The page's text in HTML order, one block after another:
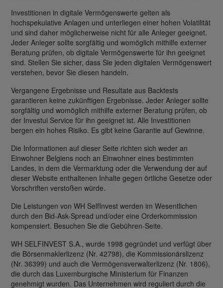
Investitionen in digitale Vermögenswerte gelten als
hochspekulative Anlagen und unterliegen einer hohen Volatilität
und sind daher möglicherweise nicht für alle Anleger geeignet.
Jeder Anleger sollte sorgfältig und womöglich mithilfe externer
Beratung prüfen, ob digitale Vermögenswerte für ihn geeignet
sind. Stellen Sie sicher, dass Sie jeden digitalen Vermögenswert
verstehen, bevor Sie diesen handeln.
Vergangene Ergebnisse und Resultate aus Backtests
garantieren keine zukünftigen Ergebnisse. Jeder Anleger sollte
sorgfältig und womöglich mithilfe externer Beratung prüfen, ob
der Investui Service für ihn geeignet ist. Alle Investitionen
bergen ein hohes Risiko. Es gibt keine Garantie auf Gewinne.
Die Informationen auf dieser Seite richten sich weder an
Einwohner Belgiens noch an Einwohner eines bestimmten
Landes, in dem die Vermarktung oder die Verwendung der auf
dieser Website enthaltenen Inhalte gegen örtliche Gesetze oder
Vorschriften verstoßen würde.
Die Leistungen von WH SelfInvest werden im Wesentlichen
durch den Bid-Ask-Spread und/oder eine Orderkommission
kompensiert. Besuchen Sie die Gebühren-Seite.
WH SELFINVEST S.A., wurde 1998 gegründet und verfügt über
die Börsenmaklerlizenz (Nr. 42798), die Kommissionärslizenz
(Nr. 36399) und auch die Vermögensverwalterlizenz (Nr. 1806),
die durch das Luxemburgische Ministerium für Finanzen
genehmigt wurden. Das Unternehmen wird reguliert durch die